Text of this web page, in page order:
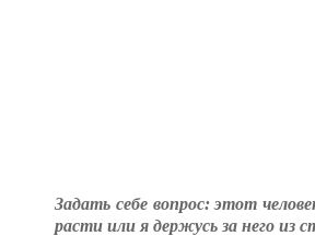
Задать себе вопрос: этот
расти или я держусь за него из